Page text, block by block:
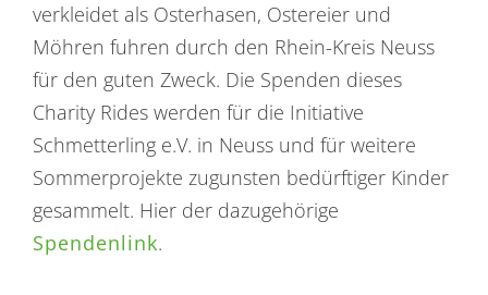
verkleidet als Osterhasen, Ostereier und
Möhren fuhren durch den Rhein-Kreis Neuss
für den guten Zweck. Die Spenden dieses
Charity Rides werden für die Initiative
Schmetterling e.V. in Neuss und für weitere
Sommerprojekte zugunsten bedürftiger Kinder
gesammelt. Hier der dazugehörige
Spendenlink.